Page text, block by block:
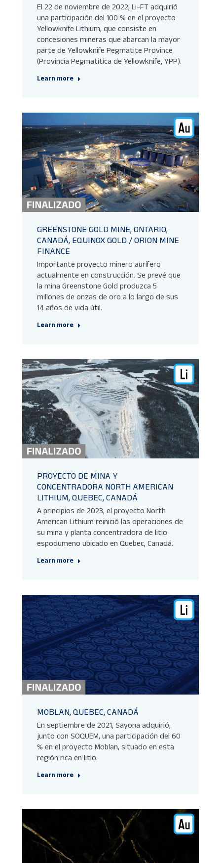
El 22 de noviembre de 2022, Li-FT adquirió
una participación del 100 % en el proyecto
Yellowknife Lithium, que consiste en
concesiones mineras que abarcan la mayor
parte de Yellowknife Pegmatite Province
(Provincia Pegmatítica de Yellowknife, YPP).
Learn more
GREENSTONE GOLD MINE, ONTARIO,
CANADÁ, EQUINOX GOLD / ORION MINE
FINANCE
Importante proyecto minero aurífero
actualmente en construcción. Se prevé que
la mina Greenstone Gold produzca 5
millones de onzas de oro a lo largo de sus
14 años de vida útil.
Learn more
PROYECTO DE MINA Y
CONCENTRADORA NORTH AMERICAN
LITHIUM, QUEBEC, CANADÁ
A principios de 2023, el proyecto North
American Lithium reinició las operaciones de
su mina y planta concentradora de litio
espodumeno ubicado en Quebec, Canadá.
Learn more
MOBLAN, QUEBEC, CANADÁ
En septiembre de 2021, Sayona adquirió,
junto con SOQUEM, una participación del 60
% en el proyecto Moblan, situado en esta
región rica en litio.
Learn more